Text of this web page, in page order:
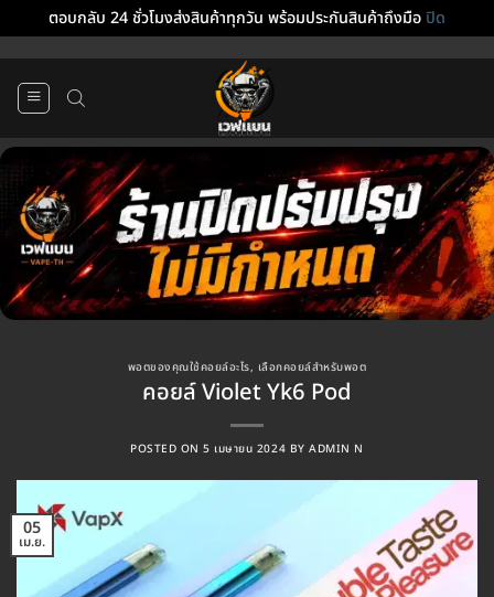
ตอบกลับ 24 ชั่วโมงส่งสินค้าทุกวัน พร้อมประกันสินค้าถึงมือปิด
พอตของคุณใช้คอยล์อะไร, เลือกคอยล์สำหรับพอต
คอยล์ Violet Yk6 Pod
POSTED ON5 เมษายน 2024 BYADMIN N
05
เม.ย.